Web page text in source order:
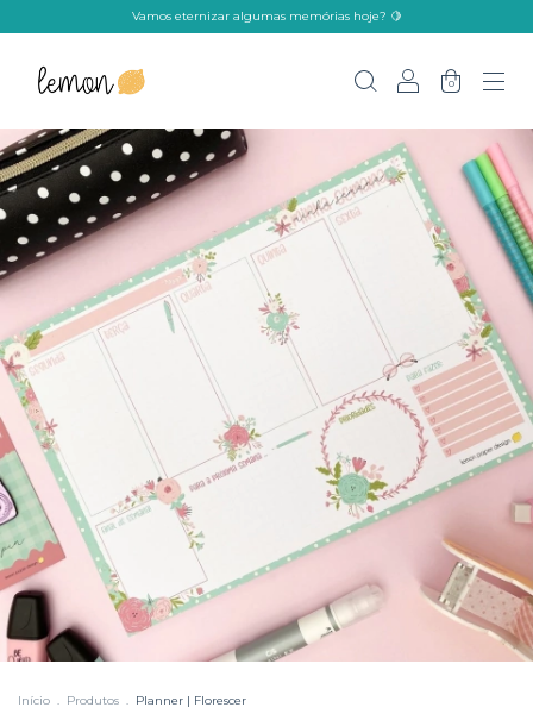
Vamos eternizar algumas memórias hoje? 🍋
0
Início . Produtos . Planner | Florescer